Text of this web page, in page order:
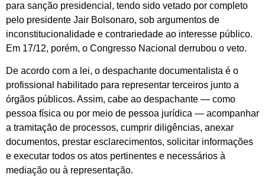
para sanção presidencial, tendo sido vetado por completo
pelo presidente Jair Bolsonaro, sob argumentos de
inconstitucionalidade e contrariedade ao interesse público.
Em 17/12, porém, o Congresso Nacional derrubou o veto.
De acordo com a lei, o despachante documentalista é o
profissional habilitado para representar terceiros junto a
órgãos públicos. Assim, cabe ao despachante — como
pessoa física ou por meio de pessoa jurídica — acompanhar
a tramitação de processos, cumprir diligências, anexar
documentos, prestar esclarecimentos, solicitar informações
e executar todos os atos pertinentes e necessários à
mediação ou à representação.